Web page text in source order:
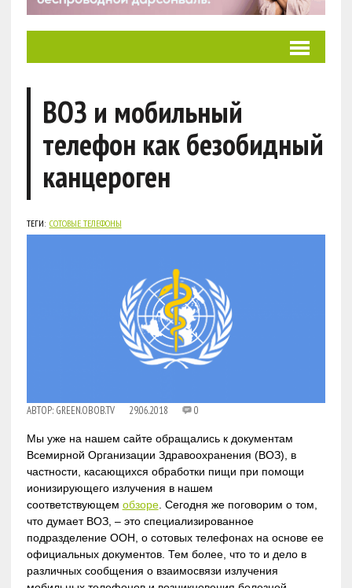
ВОЗ и мобильный
телефон как безобидный
канцероген
ТЕГИ: СОТОВЫЕ ТЕЛЕФОНЫ
АВТОР: GREEN.OBOB.TV 29.06.2018 0
Мы уже на нашем сайте обращались к документам
Всемирной Организации Здравоохранения (ВОЗ), в
частности, касающихся обработки пищи при помощи
ионизирующего излучения в нашем
соответствующем обзоре. Сегодня же поговорим о том,
что думает ВОЗ, – это специализированное
подразделение ООН, о сотовых телефонах на основе ее
официальных документов. Тем более, что то и дело в
различных сообщения о взаимосвязи излучения